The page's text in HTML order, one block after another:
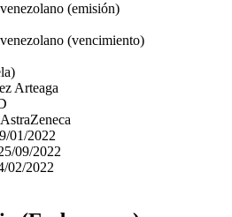
(emisión)
(vencimiento)
Arteaga
01/2022
09/2022
02/2022